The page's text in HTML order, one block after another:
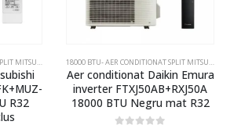
INVERTER SPLIT MITSUBISHI ELECTRIC SI DAIKIN
15000 BTU- AER CONDITIONAT SPLIT MITSUBISHI ELECTRIC SI DAIKIN ,AER CONDITIONAT INVERTER
R32
18000 BTU- AER CONDITIONAT SPLIT MITSUBISHI ELECTRIC SI DAIKIN
Aer conditionat Daikin Emura
inverter FTXJ50AB+RXJ50A
18000 BTU Negru mat R32